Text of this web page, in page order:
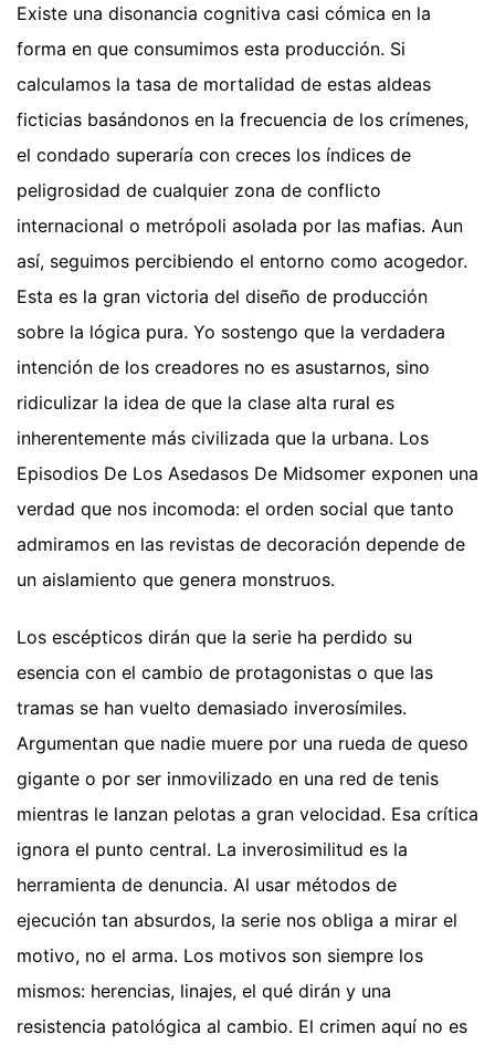
Existe una disonancia cognitiva casi cómica en la
forma en que consumimos esta producción. Si
calculamos la tasa de mortalidad de estas aldeas
ficticias basándonos en la frecuencia de los crímenes,
el condado superaría con creces los índices de
peligrosidad de cualquier zona de conflicto
internacional o metrópoli asolada por las mafias. Aun
así, seguimos percibiendo el entorno como acogedor.
Esta es la gran victoria del diseño de producción
sobre la lógica pura. Yo sostengo que la verdadera
intención de los creadores no es asustarnos, sino
ridiculizar la idea de que la clase alta rural es
inherentemente más civilizada que la urbana. Los
Episodios De Los Asedasos De Midsomer exponen una
verdad que nos incomoda: el orden social que tanto
admiramos en las revistas de decoración depende de
un aislamiento que genera monstruos.
Los escépticos dirán que la serie ha perdido su
esencia con el cambio de protagonistas o que las
tramas se han vuelto demasiado inverosímiles.
Argumentan que nadie muere por una rueda de queso
gigante o por ser inmovilizado en una red de tenis
mientras le lanzan pelotas a gran velocidad. Esa crítica
ignora el punto central. La inverosimilitud es la
herramienta de denuncia. Al usar métodos de
ejecución tan absurdos, la serie nos obliga a mirar el
motivo, no el arma. Los motivos son siempre los
mismos: herencias, linajes, el qué dirán y una
resistencia patológica al cambio. El crimen aquí no es